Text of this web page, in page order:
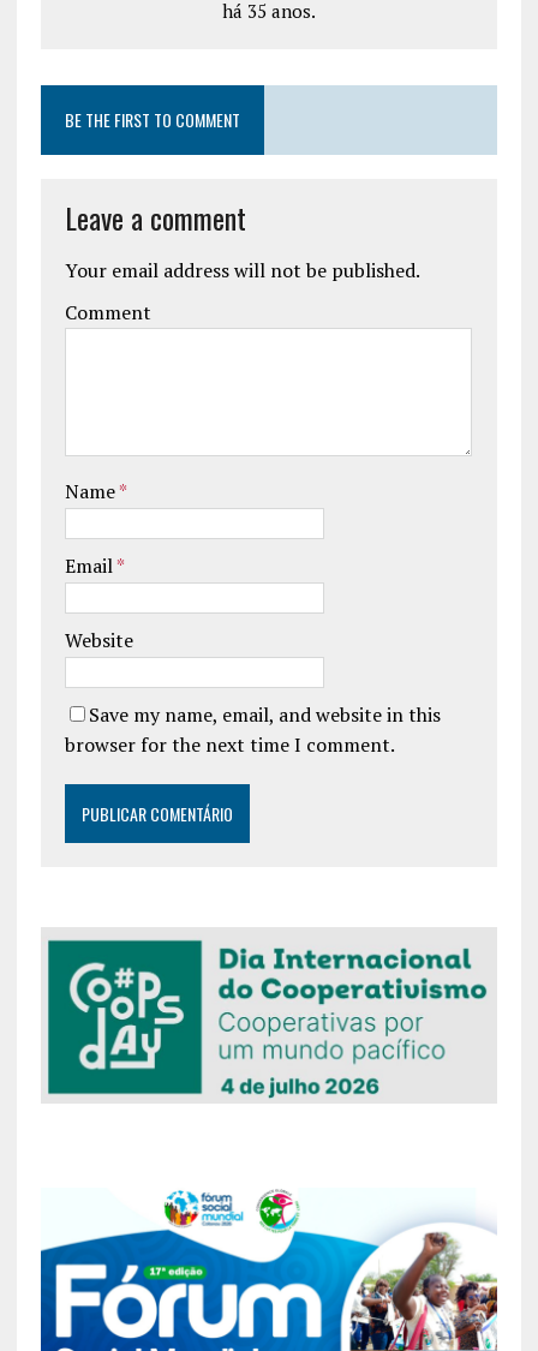
há 35 anos.
BE THE FIRST TO COMMENT
Leave a comment
Your email address will not be published.
Comment
Name*
Email*
Website
Save my name, email, and website in this
browser for the next time I comment.